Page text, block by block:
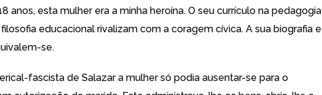
anos, esta mulher era a minha heroína. O seu currículo na pedagogia
educacional rivalizam com a coragem cívica. A sua biografia e
se.
fascista de Salazar a mulher só podia ausentar-se para o